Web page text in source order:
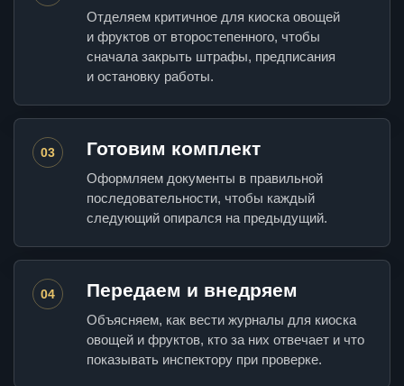
Отделяем критичное для киоска овощей
и фруктов от второстепенного, чтобы
сначала закрыть штрафы, предписания
и остановку работы.
03 Готовим комплект
Оформляем документы в правильной
последовательности, чтобы каждый
следующий опирался на предыдущий.
04 Передаем и внедряем
Объясняем, как вести журналы для киоска
овощей и фруктов, кто за них отвечает и что
показывать инспектору при проверке.